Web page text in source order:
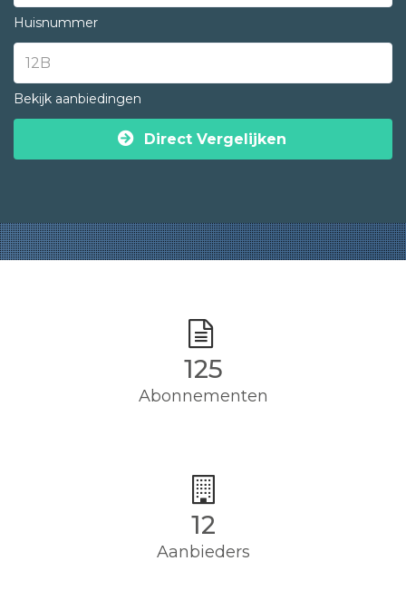
Huisnummer
Bekijk aanbiedingen
Direct Vergelijken
125
Abonnementen
12
Aanbieders